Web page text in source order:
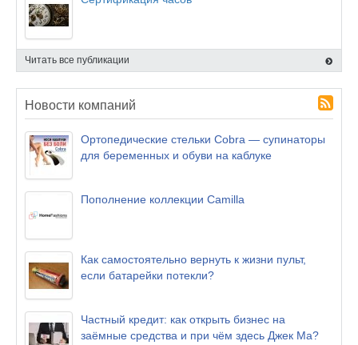
Читать все публикации
Новости компаний
Ортопедические стельки Cobra — супинаторы
для беременных и обуви на каблуке
Пополнение коллекции Camilla
Как самостоятельно вернуть к жизни пульт,
если батарейки потекли?
Частный кредит: как открыть бизнес на
заёмные средства и при чём здесь Джек Ма?